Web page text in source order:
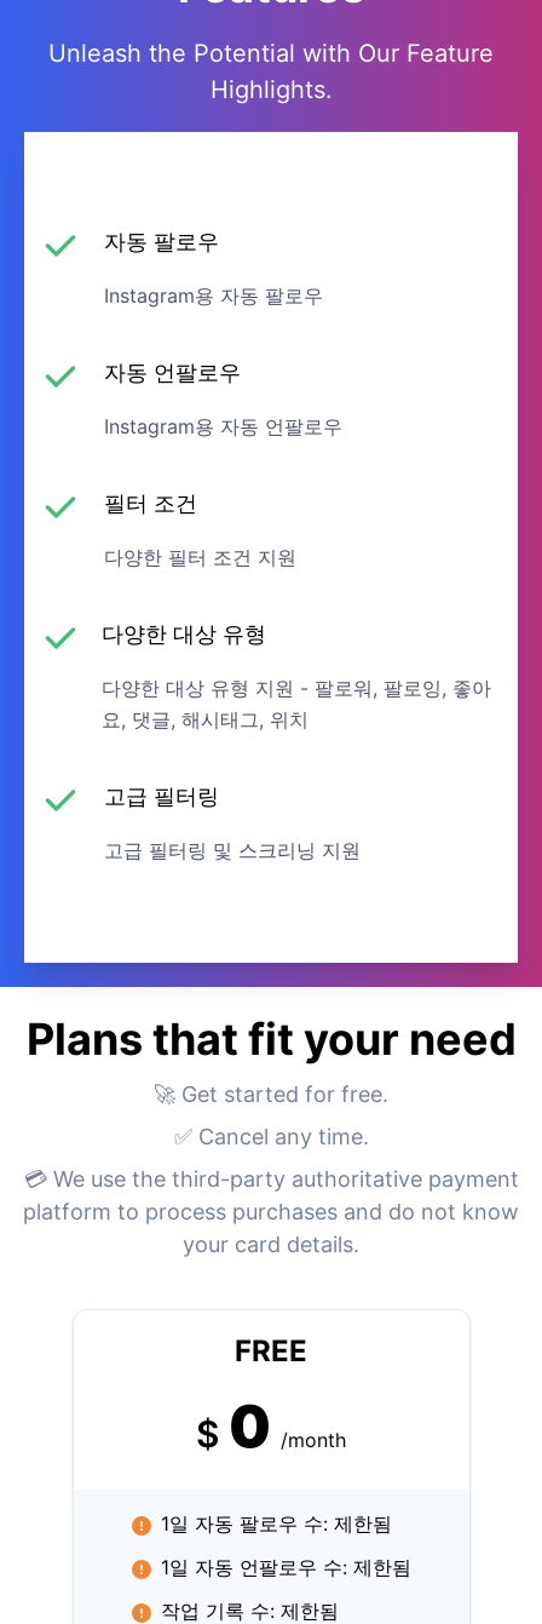
Unleash the Potential with Our Feature
Highlights.
자동 팔로우
Instagram용 자동 팔로우
자동 언팔로우
Instagram용 자동 언팔로우
필터 조건
다양한 필터 조건 지원
다양한 대상 유형
다양한 대상 유형 지원 - 팔로워, 팔로잉, 좋아
요, 댓글, 해시태그, 위치
고급 필터링
고급 필터링 및 스크리닝 지원
Plans that fit your need
🚀 Get started for free.
✅ Cancel any time.
💳 We use the third-party authoritative payment
platform to process purchases and do not know
your card details.
FREE
$ 0 /month
1일 자동 팔로우 수: 제한됨
1일 자동 언팔로우 수: 제한됨
작업 기록 수: 제한됨